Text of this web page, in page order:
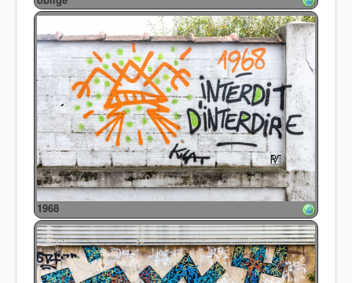
1968